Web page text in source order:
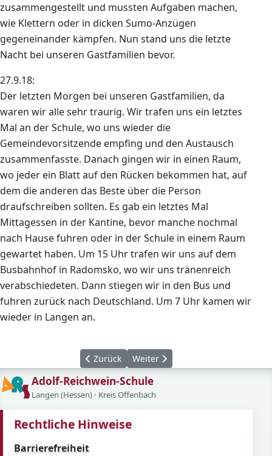
zusammengestellt und mussten Aufgaben machen,
wie Klettern oder in dicken Sumo-Anzügen
gegeneinander kämpfen. Nun stand uns die letzte
Nacht bei unseren Gastfamilien bevor.
27.9.18:
Der letzten Morgen bei unseren Gastfamilien, da
waren wir alle sehr traurig. Wir trafen uns ein letztes
Mal an der Schule, wo uns wieder die
Gemeindevorsitzende empfing und den Austausch
zusammenfasste. Danach gingen wir in einen Raum,
wo jeder ein Blatt auf den Rücken bekommen hat, auf
dem die anderen das Beste über die Person
draufschreiben sollten. Es gab ein letztes Mal
Mittagessen in der Kantine, bevor manche nochmal
nach Hause fuhren oder in der Schule in einem Raum
gewartet haben. Um 15 Uhr trafen wir uns auf dem
Busbahnhof in Radomsko, wo wir uns tränenreich
verabschiedeten. Dann stiegen wir in den Bus und
fuhren zurück nach Deutschland. Um 7 Uhr kamen wir
wieder in Langen an.
Vorheriger Beitrag: Schönstes
Zurück Nächster Beitrag: Spanisch-
Weiter
Adolf-Reichwein-Schule
Langen (Hessen) · Kreis Offenbach
Rechtliche Hinweise
Barrierefreiheit